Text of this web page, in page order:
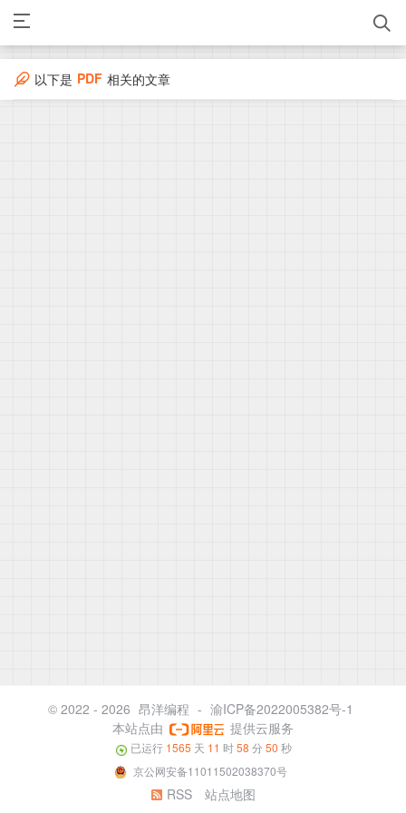
以下是 PDF 相关的文章
© 2022 - 2026 昂洋编程 - 渝ICP备2022005382号-1
本站点由
提供云服务
已运行 1565 天 11 时58 分 50 秒
京公网安备11011502038370号
RSS 站点地图